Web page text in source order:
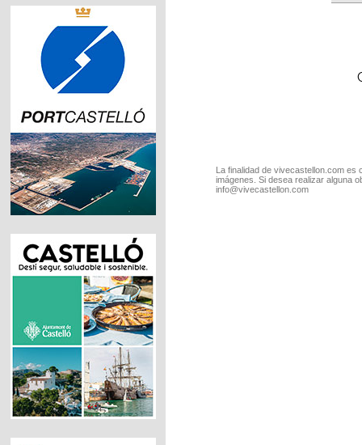
La finalidad de vivecastellon.com
imágenes. Si desea realizar alguna
info@vivecastellon.com